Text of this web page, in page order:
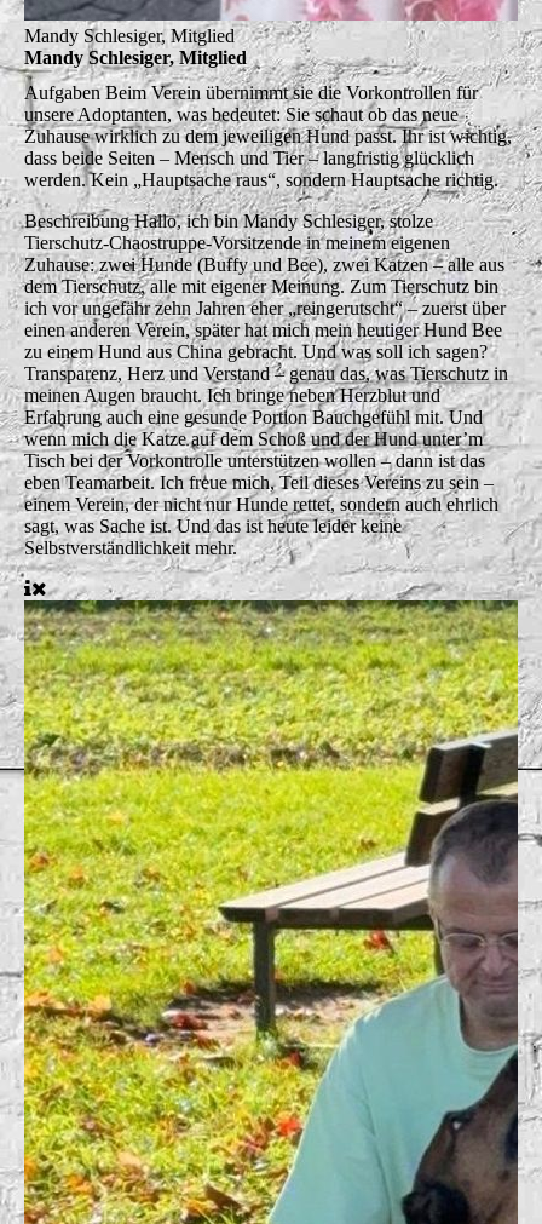
Mandy Schlesiger, Mitglied
Mandy Schlesiger, Mitglied
AufgabenBeim Verein übernimmt sie die Vorkontrollen für
unsere Adoptanten, was bedeutet: Sie schaut ob das neue
Zuhause wirklich zu dem jeweiligen Hund passt. Ihr ist wichtig,
dass beide Seiten – Mensch und Tier – langfristig glücklich
werden. Kein „Hauptsache raus“, sondern Hauptsache richtig.
BeschreibungHallo, ich bin Mandy Schlesiger, stolze
Tierschutz-Chaostruppe-Vorsitzende in meinem eigenen
Zuhause: zwei Hunde (Buffy und Bee), zwei Katzen – alle aus
dem Tierschutz, alle mit eigener Meinung. Zum Tierschutz bin
ich vor ungefähr zehn Jahren eher „reingerutscht“ – zuerst über
einen anderen Verein, später hat mich mein heutiger Hund Bee
zu einem Hund aus China gebracht. Und was soll ich sagen?
Transparenz, Herz und Verstand – genau das, was Tierschutz in
meinen Augen braucht. Ich bringe neben Herzblut und
Erfahrung auch eine gesunde Portion Bauchgefühl mit. Und
wenn mich die Katze auf dem Schoß und der Hund unter’m
Tisch bei der Vorkontrolle unterstützen wollen – dann ist das
eben Teamarbeit. Ich freue mich, Teil dieses Vereins zu sein –
einem Verein, der nicht nur Hunde rettet, sondern auch ehrlich
sagt, was Sache ist. Und das ist heute leider keine
Selbstverständlichkeit mehr.